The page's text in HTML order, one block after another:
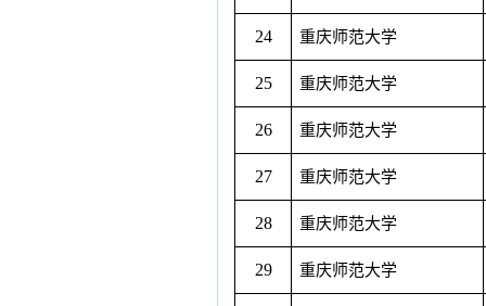
24 重庆师范大学
25 重庆师范大学
26 重庆师范大学
27 重庆师范大学
28 重庆师范大学
29 重庆师范大学